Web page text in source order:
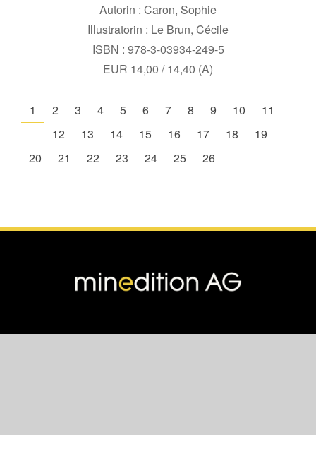
Autorin : Caron, Sophie
Illustratorin : Le Brun, Cécile
ISBN : 978-3-03934-249-5
EUR 14,00 / 14,40 (A)
1 2 3 4 5 6 7 8 9 10
11
12
13 14 15 16 17 18
19
20
21 22 23 24 25 26